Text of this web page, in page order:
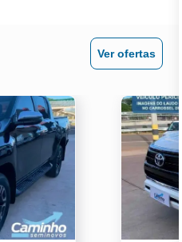
Ver ofertas